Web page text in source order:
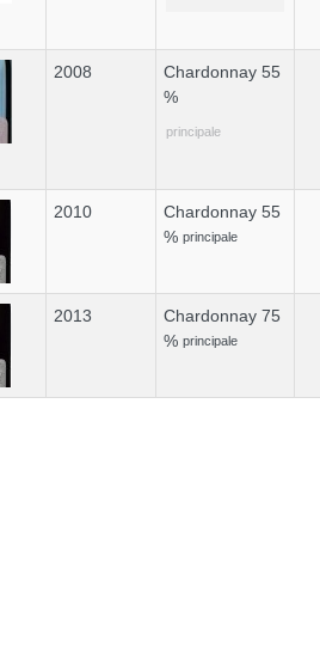
2008
Chardonnay 55
%
principale
2010
Chardonnay 55
% principale
2013
Chardonnay 75
% principale